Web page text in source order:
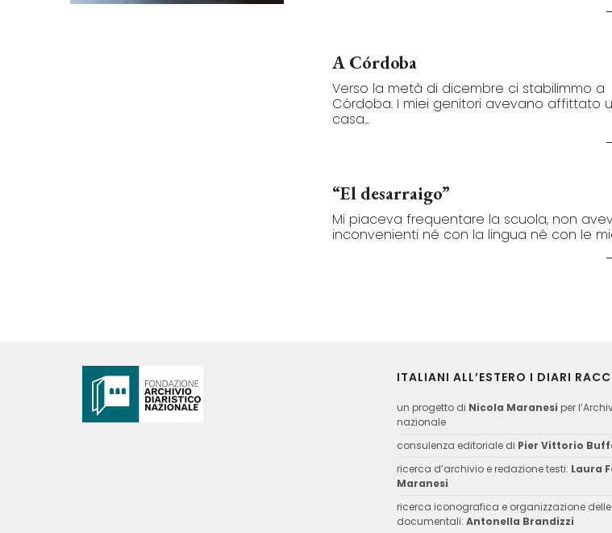
A Córdoba
Verso la metà di dicembre ci stabilimmo a
Córdoba. I miei genitori avevano affittato
casa...
“El desarraigo”
Mi piaceva frequentare la scuola, non
inconvenienti né con la lingua né con le
ITALIANI ALL’ESTERO I DIARI
un progetto di Nicola Maranesi per
nazionale
consulenza editoriale di Pier Vittorio
ricerca d’archivio e redazione testi: Laura
Maranesi
ricerca iconografica e organizzazione
documentali: Antonella Brandizzi